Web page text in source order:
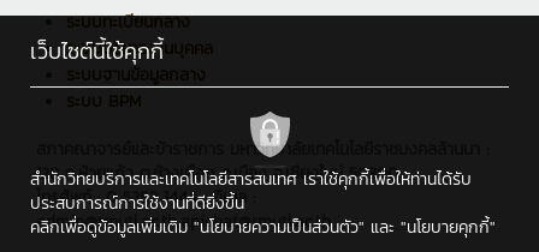
ระบบทะเบียนกลาง
ระบบบริหารงานบุคคล
ระบบฐานข้อมูลกลาง
ระบบ BPM
สภาคณาจารย์และข้าราชการ มหาวิทยาลัยเทคโนโลยีราชมงคลล้านนา :
128 ถ.ห้วยแก้ว ต.ช้างเผือก อ.เมือง จ.เชียงใหม่ 50300
โทรศัพท์ : 0 5392 1444 , อีเมล :
admin@rmutl.ac.th,apichat@rmutl.ac.th
เว็บไซต์นี้ใช้คุกกี้
สำนักวิทยบริการและเทคโนโลยีสารสนเทศ เราใช้คุกกี้เพื่อให้ท่านได้รับ
ประสบการณ์การใช้งานที่ดียิ่งขึ้น
คลิกเพื่อดูข้อมูลเพิ่มเติม "นโยบายความเป็นส่วนตัว" และ "นโยบายคุกกี้"